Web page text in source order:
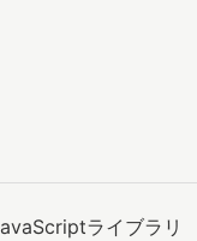
ライブラリ